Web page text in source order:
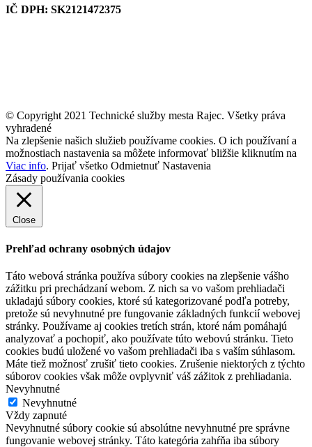
IČ DPH: SK2121472375
© Copyright 2021 Technické služby mesta Rajec. Všetky práva
vyhradené
Na zlepšenie našich služieb používame cookies. O ich používaní a
možnostiach nastavenia sa môžete informovať bližšie kliknutím na
Viac info. Prijať všetko Odmietnuť Nastavenia
Zásady používania cookies
Close
Prehľad ochrany osobných údajov
Táto webová stránka používa súbory cookies na zlepšenie vášho
zážitku pri prechádzaní webom. Z nich sa vo vašom prehliadači
ukladajú súbory cookies, ktoré sú kategorizované podľa potreby,
pretože sú nevyhnutné pre fungovanie základných funkcií webovej
stránky. Používame aj cookies tretích strán, ktoré nám pomáhajú
analyzovať a pochopiť, ako používate túto webovú stránku. Tieto
cookies budú uložené vo vašom prehliadači iba s vaším súhlasom.
Máte tiež možnosť zrušiť tieto cookies. Zrušenie niektorých z týchto
súborov cookies však môže ovplyvniť váš zážitok z prehliadania.
Nevyhnutné
Nevyhnutné
Vždy zapnuté
Nevyhnutné súbory cookie sú absolútne nevyhnutné pre správne
fungovanie webovej stránky. Táto kategória zahŕňa iba súbory